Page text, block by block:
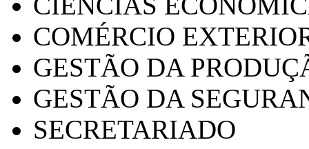
COMÉRCIO
GESTÃO DA
GESTÃO DA
SECRETARIADO